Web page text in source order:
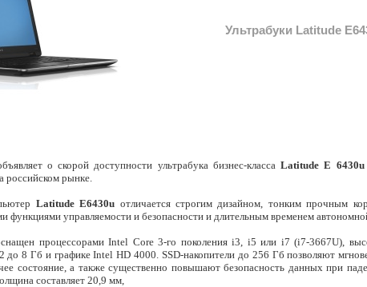
Ультрабуки Latitude
о скорой доступности ультрабука бизнес-класса Latitude E 6430u
российском рынке.
Latitude E6430u отличается строгим дизайном, тонким прочным
функциями управляемости и безопасности и длительным временем
процессорами Intel Core 3-го поколения i3, i5 или i7 (i7-3667U),
до 8 Гб и графике Intel HD 4000. SSD-накопители до 256 Гб позволяют
состояние, а также существенно повышают безопасность данных при
составляет 20,9 мм,